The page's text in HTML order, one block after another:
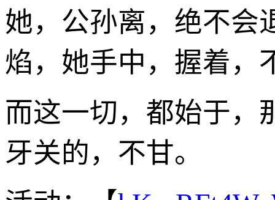
她，公孙离，绝不会
焰，她手中，握着，
而这一切，都始于，
牙关的，不甘。